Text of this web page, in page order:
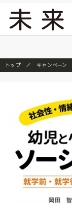
トップ キャンペーン